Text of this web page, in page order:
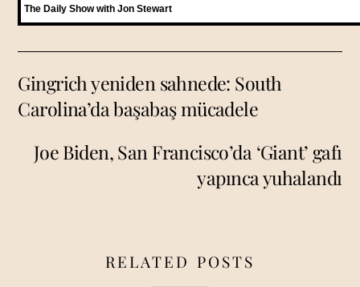
The Daily Show with Jon Stewart
Gingrich yeniden sahnede: South
Carolina’da başabaş mücadele
Joe Biden, San Francisco’da ‘Giant’ gafı
yapınca yuhalandı
RELATED POSTS